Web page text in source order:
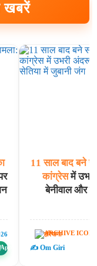
खबरें
11 साल बाद बने
कांग्रेसमें
बेनीवाल और
हरियाणा
✍️ Om Giri